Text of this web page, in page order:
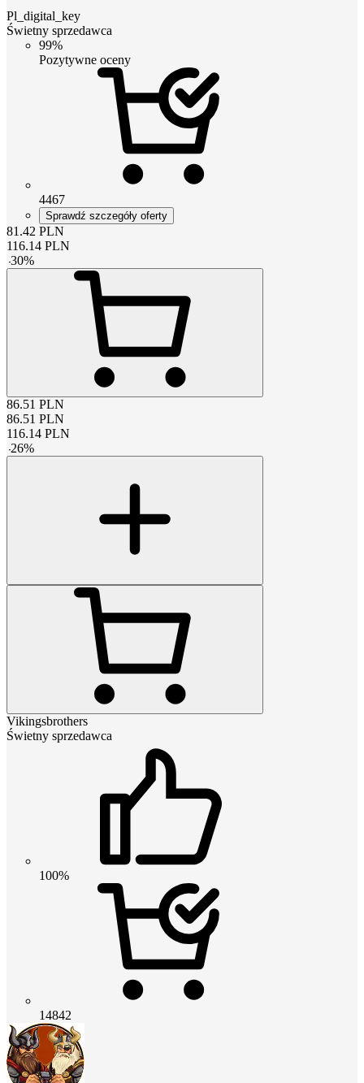
Pl_digital_key
Świetny sprzedawca
99%
Pozytywne oceny
4467
Sprawdź szczegóły oferty
81.42 PLN
116.14 PLN
-30%
86.51 PLN
86.51 PLN
116.14 PLN
-26%
Vikingsbrothers
Świetny sprzedawca
100%
14842